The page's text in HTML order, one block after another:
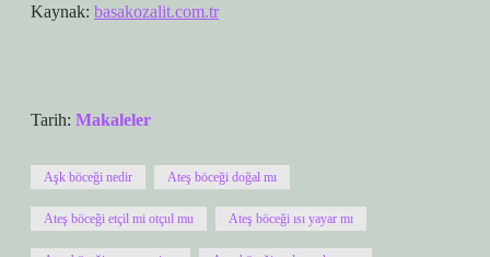
Kaynak: basakozalit.com.tr
Tarih: Makaleler
Aşk böceği nedir Ateş böceği doğal mı
Ateş böceği etçil mi otçul mu Ateş böceği ısı yayar mı